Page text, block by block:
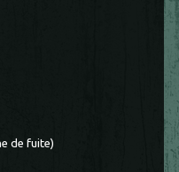
de fuite)